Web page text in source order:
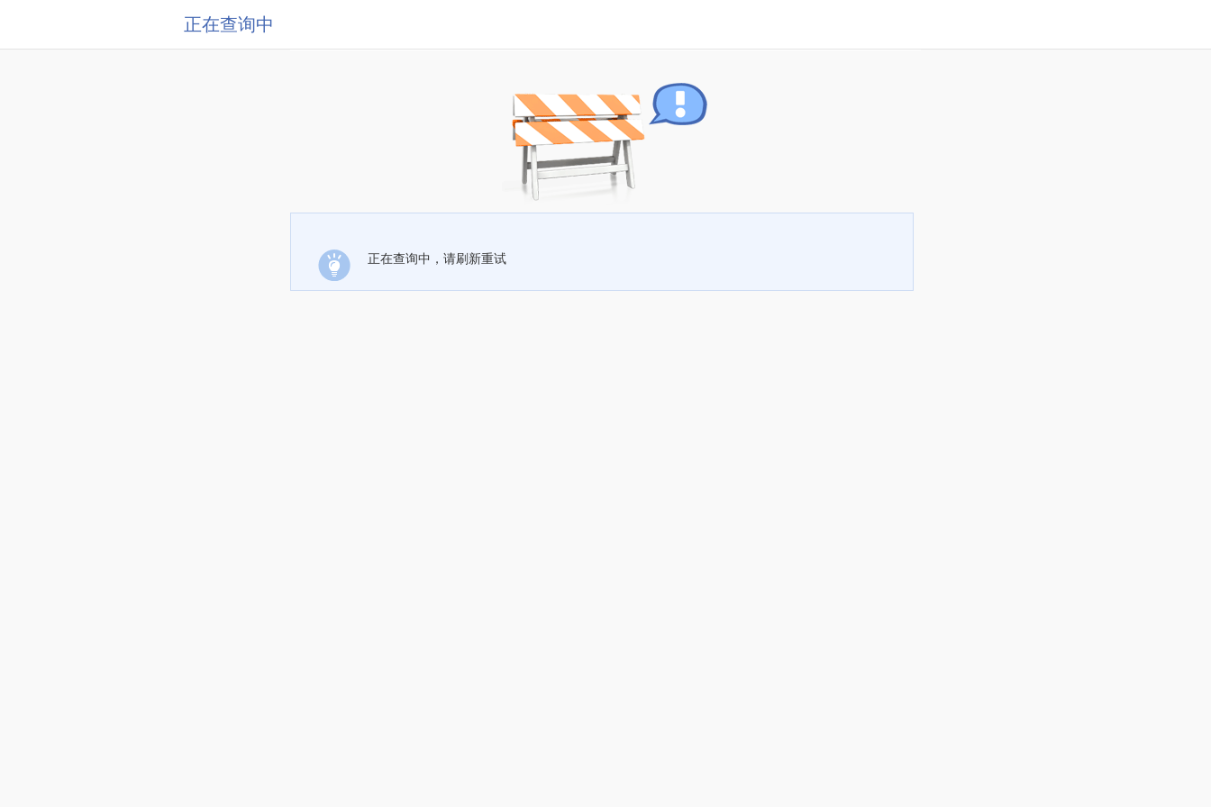
正在查询中
正在查询中，请刷新重试